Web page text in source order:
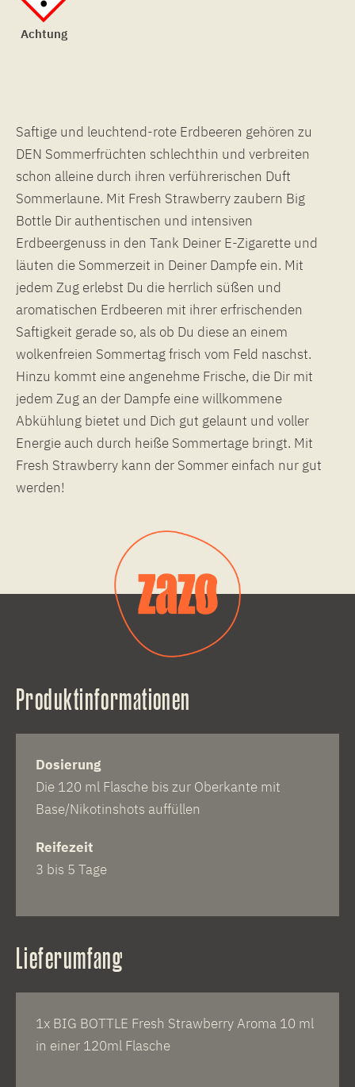
Achtung
Saftige und leuchtend-rote Erdbeeren gehören zu
DEN Sommerfrüchten schlechthin und verbreiten
schon alleine durch ihren verführerischen Duft
Sommerlaune. Mit Fresh Strawberry zaubern Big
Bottle Dir authentischen und intensiven
Erdbeergenuss in den Tank Deiner E-Zigarette und
läuten die Sommerzeit in Deiner Dampfe ein. Mit
jedem Zug erlebst Du die herrlich süßen und
aromatischen Erdbeeren mit ihrer erfrischenden
Saftigkeit gerade so, als ob Du diese an einem
wolkenfreien Sommertag frisch vom Feld naschst.
Hinzu kommt eine angenehme Frische, die Dir mit
jedem Zug an der Dampfe eine willkommene
Abkühlung bietet und Dich gut gelaunt und voller
Energie auch durch heiße Sommertage bringt. Mit
Fresh Strawberry kann der Sommer einfach nur gut
werden!
Produktinformationen
Dosierung
Die 120 ml Flasche bis zur Oberkante mit
Base/Nikotinshots auffüllen
Reifezeit
3 bis 5 Tage
Lieferumfang
1x BIG BOTTLE Fresh Strawberry Aroma 10 ml
in einer 120ml Flasche